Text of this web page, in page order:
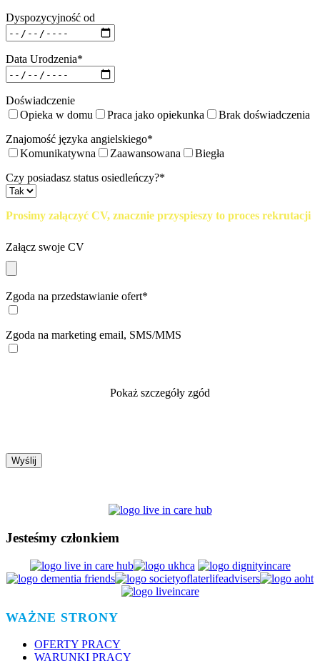
Dyspozycyjność od
Data Urodzenia*
Doświadczenie
Opieka w domu
Praca jako opiekunka
Brak doświadczenia
Znajomość języka angielskiego*
Komunikatywna
Zaawansowana
Biegła
Czy posiadasz status osiedleńczy?*
Prosimy załączyć CV, znacznie przyspieszy to proces rekrutacji
Załącz swoje CV
Zgoda na przedstawianie ofert*
Zgoda na marketing email, SMS/MMS
Pokaż szczegóły zgód
Jesteśmy członkiem
WAŻNE STRONY
OFERTY PRACY
WARUNKI PRACY